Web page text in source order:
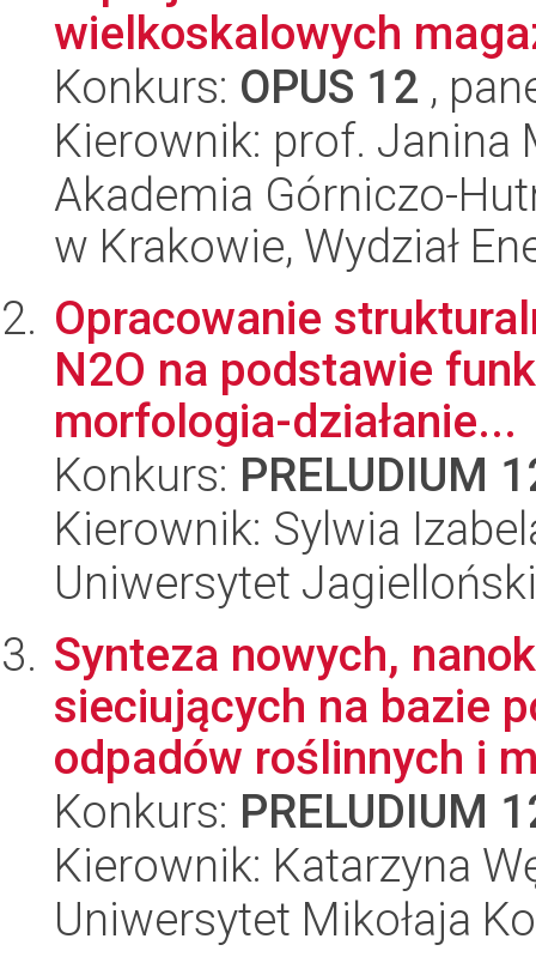
wielkoskalowych
Konkurs: OPUS 12 ,
Kierownik: prof. Janina
Akademia Górniczo-
w Krakowie, Wydział
Opracowanie
N2O na podstawie
morfologia-działanie...
Konkurs: PRELUDIUM
Kierownik: Sylwia
Uniwersytet
Synteza nowych,
sieciujących na bazie
odpadów roślinnych i
Konkurs: PRELUDIUM
Kierownik: Katarzyna
Uniwersytet Mikołaja